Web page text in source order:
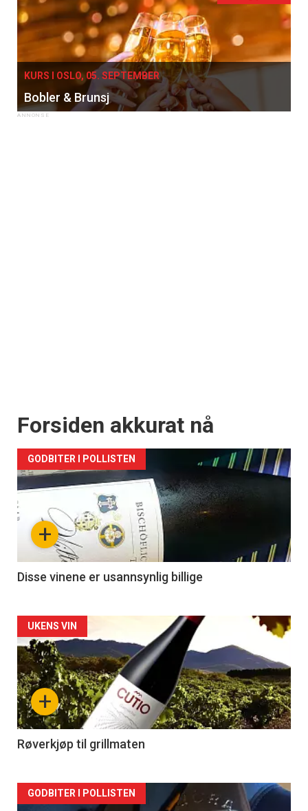
Registrer deg
KURS I OSLO, 05. SEPTEMBER
Bobler & Brunsj
Forsiden akkurat nå
+
GODBITER I POLLISTEN
Disse vinene er usannsynlig billige
Forsiden
akkurat
nå
-
2
+
UKENS VIN
Røverkjøp til grillmaten
Forsiden
GODBITER I POLLISTEN